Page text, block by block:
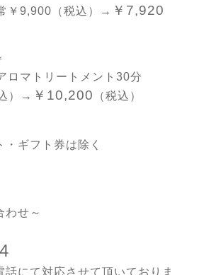
￥9,900（税込）→ ￥7,920
ロマトリートメント30分
）→ ￥10,200 （税込）
ギフト券は除く
わせ～
話にて対応させて頂いておりま